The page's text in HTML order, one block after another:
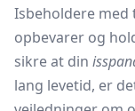
Isbeholdere med
opbevarer og
sikre at din
lang levetid, er